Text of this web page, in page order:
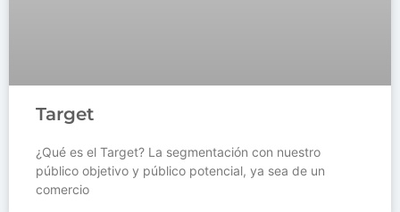
Target
¿Qué es el Target? La segmentación con nuestro
público objetivo y público potencial, ya sea de un
comercio